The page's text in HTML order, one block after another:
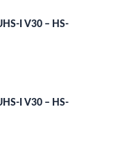
I V30 – HS-
I V30 – HS-